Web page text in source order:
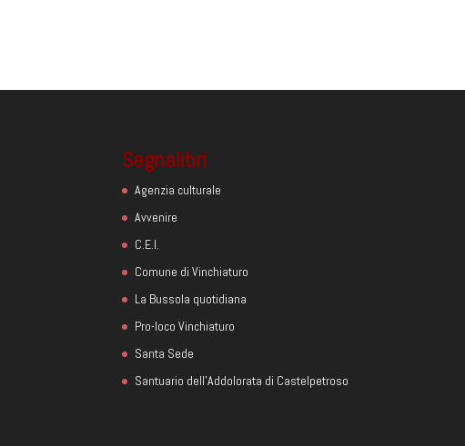
Segnalibri
Agenzia culturale
Avvenire
C.E.I.
Comune di Vinchiaturo
La Bussola quotidiana
Pro-loco Vinchiaturo
Santa Sede
Santuario dell'Addolorata di Castelpetroso